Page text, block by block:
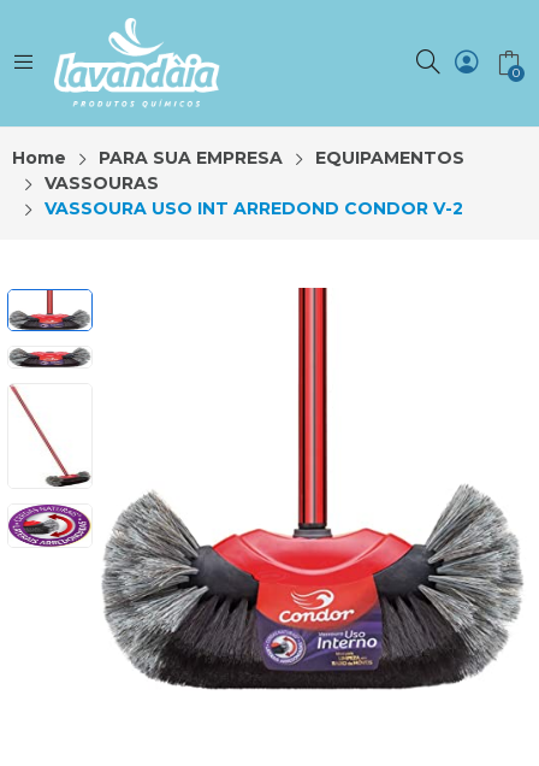
0
Home PARA SUA EMPRESA
EQUIPAMENTOS
VASSOURAS
VASSOURA USO INT ARREDOND CONDOR V-2